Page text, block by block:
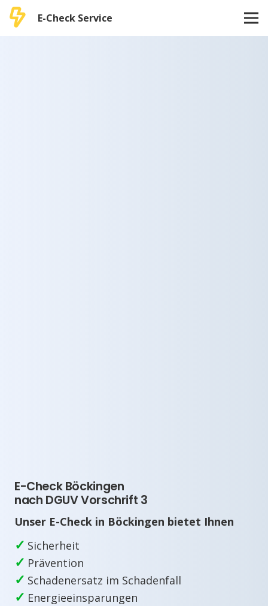
E-Check Service
E-Check Böckingen
nach DGUV Vorschrift 3
Unser E-Check in Böckingen bietet Ihnen
✓ Sicherheit
✓ Prävention
✓ Schadenersatz im Schadenfall
✓ Energieeinsparungen